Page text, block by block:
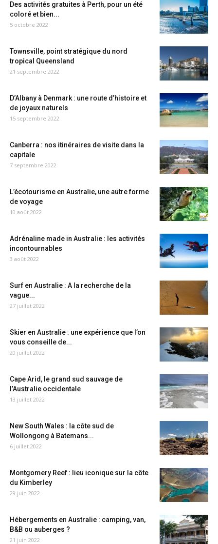
Des activités gratuites à Perth, pour un été
coloré et bien...
5 octobre 2022
Townsville, point stratégique du nord
tropical Queensland
21 septembre 2022
D’Albany à Denmark : une route d’histoire et
de joyaux naturels
15 septembre 2022
Canberra : nos itinéraires de visite dans la
capitale
7 septembre 2022
L’écotourisme en Australie, une autre forme
de voyage
10 août 2022
Adrénaline made in Australie : les activités
incontournables
3 août 2022
Surf en Australie : A la recherche de la
vague...
27 juillet 2022
Skier en Australie : une expérience que l’on
vous conseille de...
20 juillet 2022
Cape Arid, le grand sud sauvage de
l’Australie occidentale
13 juillet 2022
New South Wales : la côte sud de
Wollongong à Batemans...
6 juillet 2022
Montgomery Reef : lieu iconique sur la côte
du Kimberley
29 juin 2022
Hébergements en Australie : camping, van,
B&B ou auberges ?
21 juin 2022